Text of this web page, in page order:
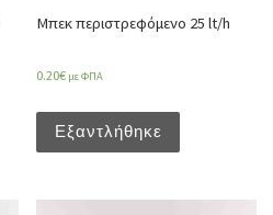
Μπεκ περιστρεφόμενο 25 lt/h
0.20€ με ΦΠΑ
Εξαντλήθηκε